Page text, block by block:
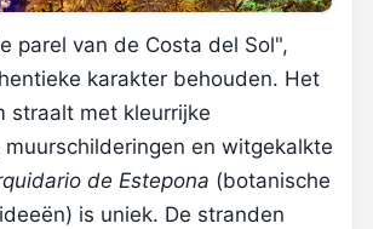
parel van de Costa del Sol",
karakter behouden. Het
straalt met kleurrijke
en witgekalkte
de Estepona (botanische
is uniek. De stranden